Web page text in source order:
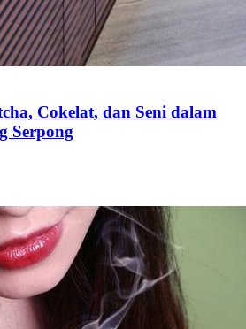
Cokelat, dan Seni dalam
Serpong